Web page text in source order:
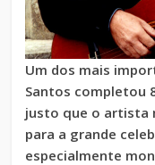
Um dos mais
Santos completou
justo que o artista
para a grande
especialmente